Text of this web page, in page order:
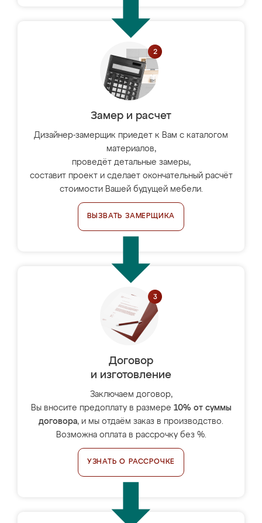
Замер и расчет
Дизайнер-замерщик приедет к Вам с каталогом
материалов,
проведёт детальные замеры,
составит проект и сделает окончательный расчёт
стоимости Вашей будущей мебели.
ВЫЗВАТЬ ЗАМЕРЩИКА
Договор
и изготовление
Заключаем договор,
Вы вносите предоплату в размере 10% от суммы
договора, и мы отдаём заказ в производство.
Возможна оплата в рассрочку без %.
УЗНАТЬ О РАССРОЧКЕ